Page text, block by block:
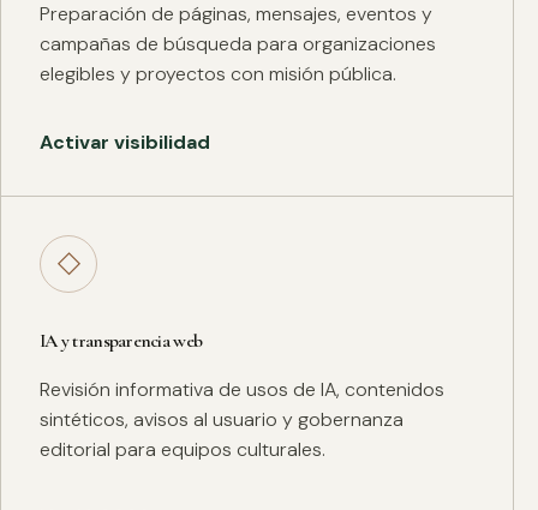
Preparación de páginas, mensajes, eventos y
campañas de búsqueda para organizaciones
elegibles y proyectos con misión pública.
Activar visibilidad
◇
IA y transparencia web
Revisión informativa de usos de IA, contenidos
sintéticos, avisos al usuario y gobernanza
editorial para equipos culturales.